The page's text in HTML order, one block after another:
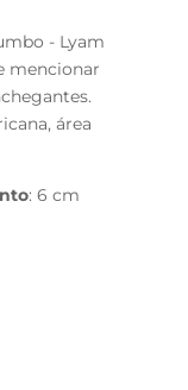
- Lyam
mencionar
área
: 6 cm